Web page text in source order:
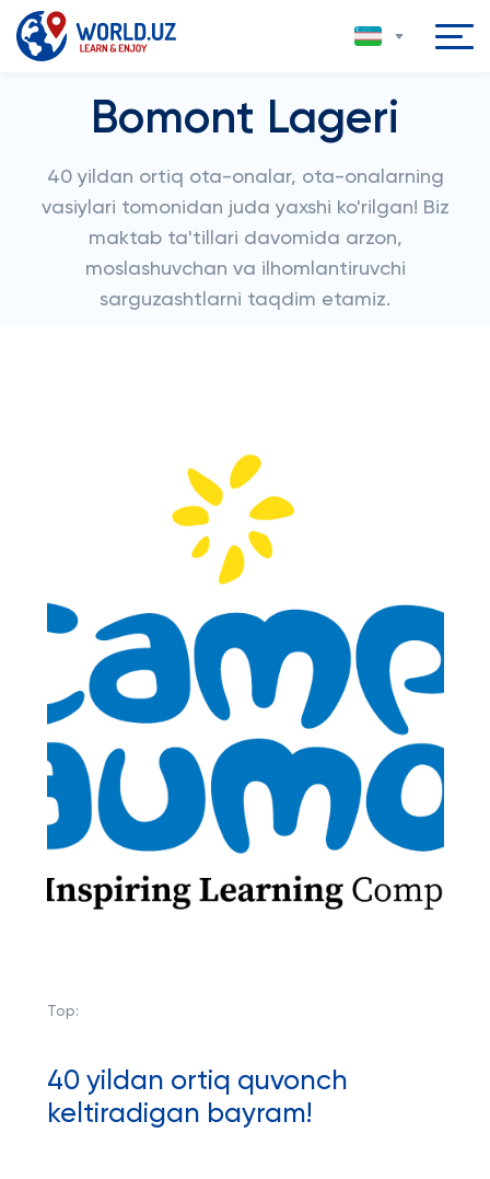
Bomont Lageri
40 yildan ortiq ota-onalar, ota-onalarning
vasiylari tomonidan juda yaxshi ko'rilgan! Biz
maktab ta'tillari davomida arzon,
moslashuvchan va ilhomlantiruvchi
sarguzashtlarni taqdim etamiz.
Top:
40 yildan ortiq quvonch
keltiradigan bayram!